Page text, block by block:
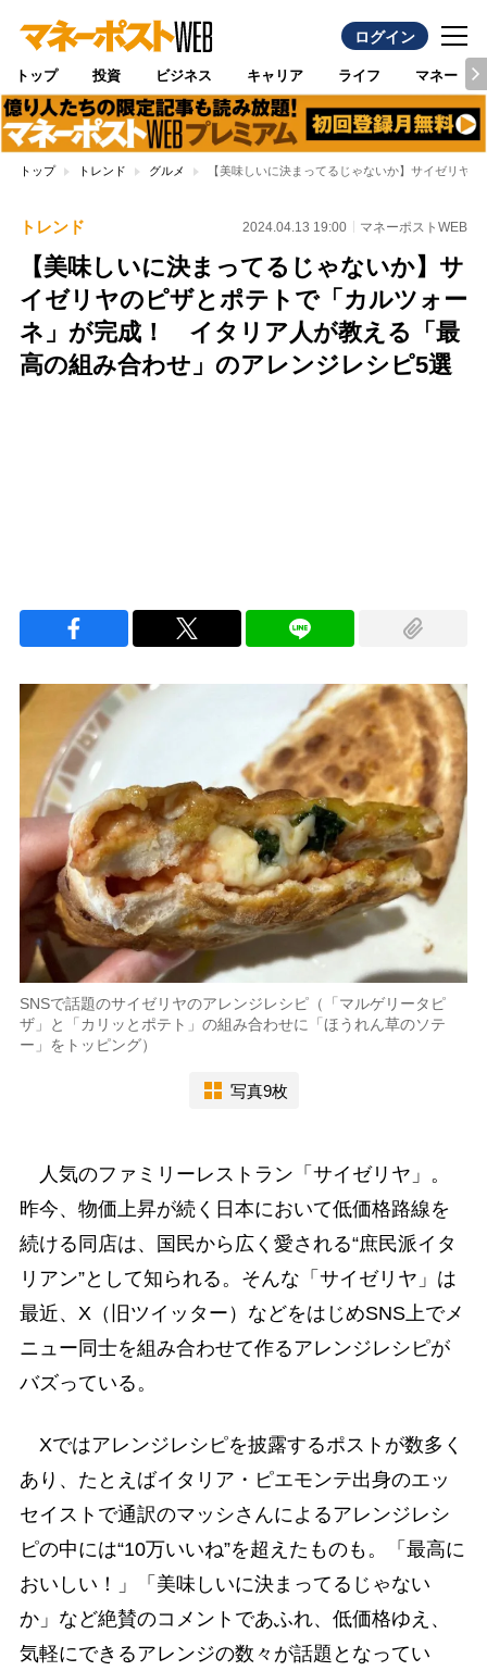
ログイン
トップ 投資 ビジネス キャリア ライフ マネー
トップ トレンド グルメ 【美味しいに決まってるじゃないか】サイゼリヤ
トレンド 2024.04.13 19:00 マネーポストWEB
【美味しいに決まってるじゃないか】サ
イゼリヤのピザとポテトで「カルツォー
ネ」が完成！ イタリア人が教える「最
高の組み合わせ」のアレンジレシピ5選
SNSで話題のサイゼリヤのアレンジレシピ（「マルゲリータピ
ザ」と「カリッとポテト」の組み合わせに「ほうれん草のソテ
ー」をトッピング）
写真9枚
人気のファミリーレストラン「サイゼリヤ」。
昨今、物価上昇が続く日本において低価格路線を
続ける同店は、国民から広く愛される“庶民派イタ
リアン”として知られる。そんな「サイゼリヤ」は
最近、X（旧ツイッター）などをはじめSNS上でメ
ニュー同士を組み合わせて作るアレンジレシピが
バズっている。
Xではアレンジレシピを披露するポストが数多く
あり、たとえばイタリア・ピエモンテ出身のエッ
セイストで通訳のマッシさんによるアレンジレシ
ピの中には“10万いいね”を超えたものも。「最高に
おいしい！」「美味しいに決まってるじゃない
か」など絶賛のコメントであふれ、低価格ゆえ、
気軽にできるアレンジの数々が話題となってい